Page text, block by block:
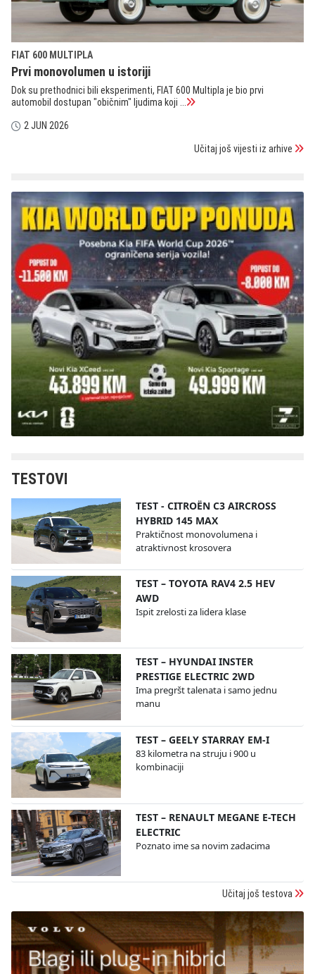
FIAT 600 MULTIPLA
Prvi monovolumen u istoriji
Dok su prethodnici bili eksperimenti, FIAT 600 Multipla je bio prvi
automobil dostupan "običnim" ljudima koji ...
2 JUN 2026
Učitaj još vijesti iz arhive
TESTOVI
TEST - CITROËN C3 AIRCROSS
HYBRID 145 MAX
Praktičnost monovolumena i
atraktivnost krosovera
TEST – TOYOTA RAV4 2.5 HEV
AWD
Ispit zrelosti za lidera klase
TEST – HYUNDAI INSTER
PRESTIGE ELECTRIC 2WD
Ima pregršt talenata i samo jednu
manu
TEST – GEELY STARRAY EM-I
83 kilometra na struju i 900 u
kombinaciji
TEST – RENAULT MEGANE E-TECH
ELECTRIC
Poznato ime sa novim zadacima
Učitaj još testova